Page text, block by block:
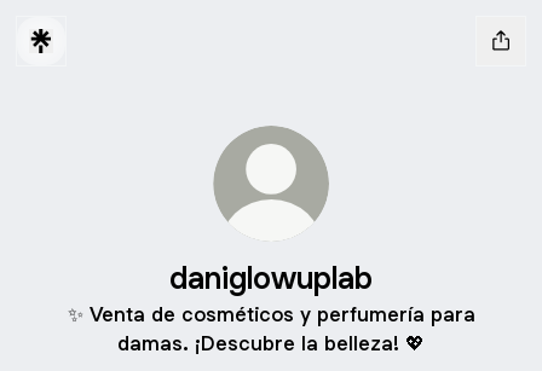
daniglowuplab
✨ Venta de cosméticos y perfumería para
damas. ¡Descubre la belleza! 💖